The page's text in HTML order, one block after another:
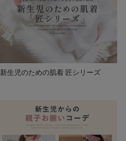
新生児のための肌着 匠シリーズ